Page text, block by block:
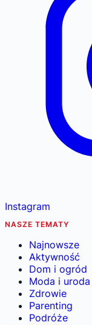
Instagram
NASZE TEMATY
Najnowsze
Aktywność
Dom i ogród
Moda i uroda
Zdrowie
Parenting
Podróże